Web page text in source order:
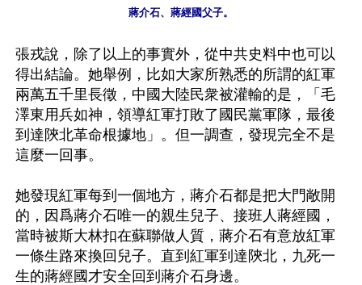
蔣介石、蔣經國父子。
張戎說，除了以上的事實外，從中共史料中也可以
得出結論。她舉例，比如大家所熟悉的所謂的紅軍
兩萬五千里長徵，中國大陸民衆被灌輸的是，「毛
澤東用兵如神，領導紅軍打敗了國民黨軍隊，最後
到達陝北革命根據地」。但一調查，發現完全不是
這麼一回事。
她發現紅軍每到一個地方，蔣介石都是把大門敞開
的，因爲蔣介石唯一的親生兒子、接班人蔣經國，
當時被斯大林扣在蘇聯做人質，蔣介石有意放紅軍
一條生路來換回兒子。直到紅軍到達陝北，九死一
生的蔣經國才安全回到蔣介石身邊。